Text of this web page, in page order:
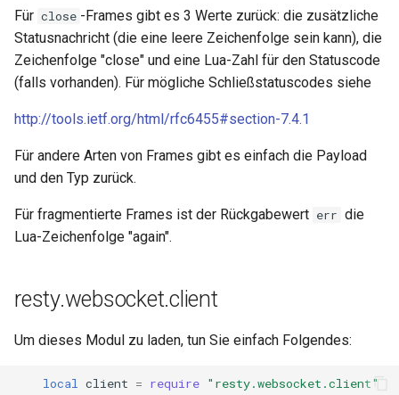
upstream-dynamic
upstream-fair
upstream-jdomain
upsync
var
vts
waf
wasm-wasmtime
Für close -Frames gibt es 3 Werte zurück: die zusätzliche
Statusnachricht (die eine leere Zeichenfolge sein kann), die
Zeichenfolge "close" und eine Lua-Zahl für den Statuscode
(falls vorhanden). Für mögliche Schließstatuscodes siehe
http://tools.ietf.org/html/rfc6455#section-7.4.1
Für andere Arten von Frames gibt es einfach die Payload
und den Typ zurück.
Für fragmentierte Frames ist der Rückgabewert err die
Lua-Zeichenfolge "again".
resty.websocket.client
Um dieses Modul zu laden, tun Sie einfach Folgendes:
local client = require "resty.websocket.client"